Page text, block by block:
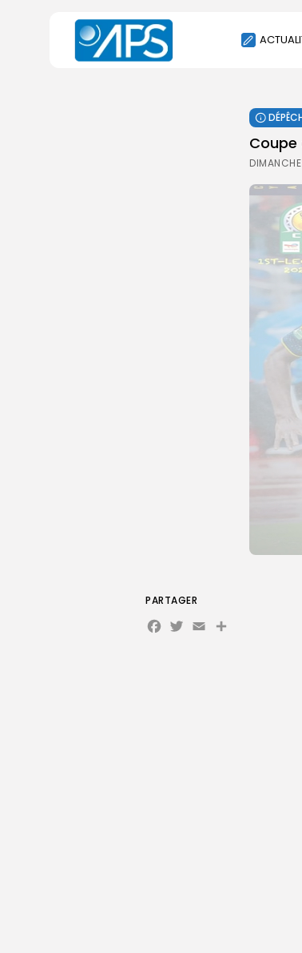
SOCIÉTÉ
CULTURE
SPORT
AGENDA
Coupe
PARTAGER
Facebook
Twitter
Email